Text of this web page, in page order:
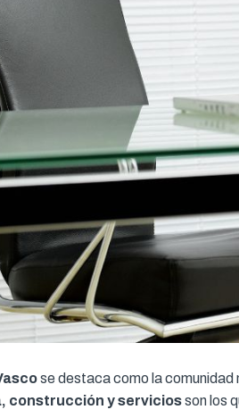
se destaca como la
construcción y serviciosson los